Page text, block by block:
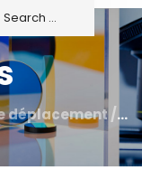
/ Micromanipulateurs